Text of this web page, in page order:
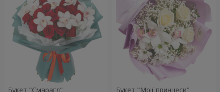
Букет "Смарагд" Букет "Мрії принцеси"